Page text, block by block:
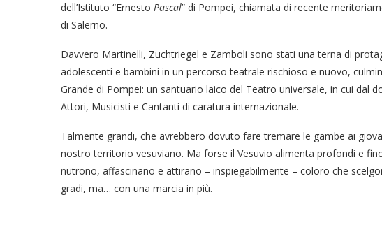
dell’Istituto “Ernesto Pascal” di Pompei, chiamata di recente
di Salerno.
Davvero Martinelli, Zuchtriegel e Zamboli sono stati una terna di
adolescenti e bambini in un percorso teatrale rischioso e nuovo,
Grande di Pompei: un santuario laico del Teatro universale, in cui dal
Attori, Musicisti e Cantanti di caratura internazionale.
Talmente grandi, che avrebbero dovuto fare tremare le gambe ai
nostro territorio vesuviano. Ma forse il Vesuvio alimenta profondi e
nutrono, affascinano e attirano – inspiegabilmente – coloro che
gradi, ma… con una marcia in più.